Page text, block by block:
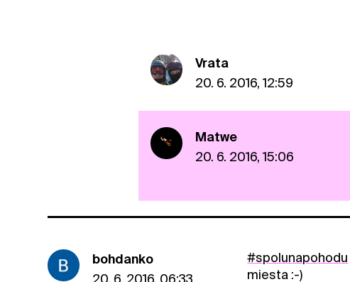
Vrata
20. 6. 2016, 12:59
Matwe
20. 6. 2016, 15:06
bohdanko
#spolunapohodu
miesta :-)